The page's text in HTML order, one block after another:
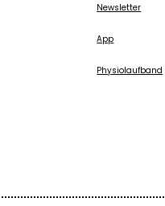
Newsletter
App
Physiolaufband